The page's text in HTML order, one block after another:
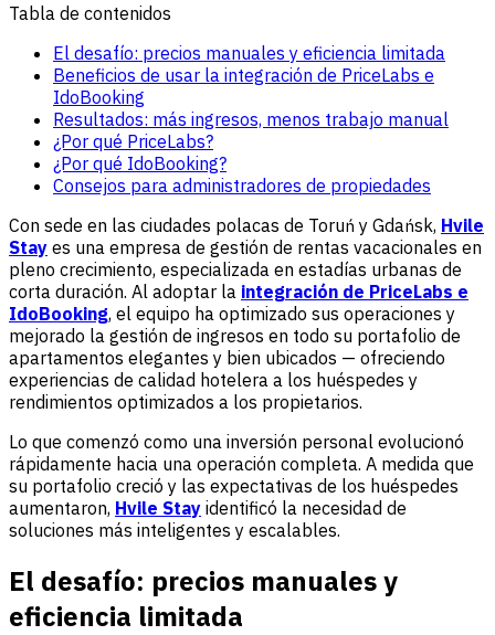
Tabla de contenidos
El desafío: precios manuales y eficiencia limitada
Beneficios de usar la integración de PriceLabs e
IdoBooking
Resultados: más ingresos, menos trabajo manual
¿Por qué PriceLabs?
¿Por qué IdoBooking?
Consejos para administradores de propiedades
Con sede en las ciudades polacas de Toruń y Gdańsk, Hvile
Stay es una empresa de gestión de rentas vacacionales en
pleno crecimiento, especializada en estadías urbanas de
corta duración. Al adoptar la integración de PriceLabs e
IdoBooking, el equipo ha optimizado sus operaciones y
mejorado la gestión de ingresos en todo su portafolio de
apartamentos elegantes y bien ubicados — ofreciendo
experiencias de calidad hotelera a los huéspedes y
rendimientos optimizados a los propietarios.
Lo que comenzó como una inversión personal evolucionó
rápidamente hacia una operación completa. A medida que
su portafolio creció y las expectativas de los huéspedes
aumentaron, Hvile Stay identificó la necesidad de
soluciones más inteligentes y escalables.
El desafío: precios manuales y
eficiencia limitada